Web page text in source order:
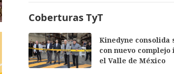
Coberturas TyT
Kinedyne consolida
con nuevo
el Valle de México